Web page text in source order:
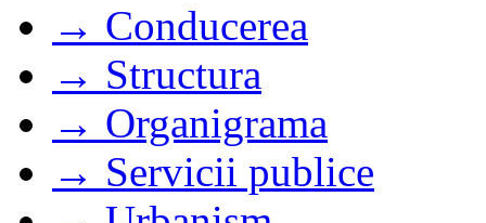
→ Conducerea
→ Structura
→ Organigrama
→ Servicii publice